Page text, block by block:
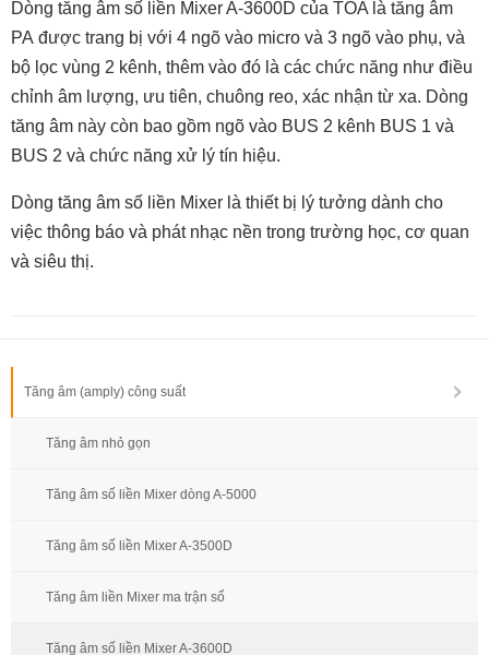
Dòng tăng âm số liền Mixer A-3600D của TOA là tăng âm
PA được trang bị với 4 ngõ vào micro và 3 ngõ vào phụ, và
bộ lọc vùng 2 kênh, thêm vào đó là các chức năng như điều
chỉnh âm lượng, ưu tiên, chuông reo, xác nhận từ xa. Dòng
tăng âm này còn bao gồm ngõ vào BUS 2 kênh BUS 1 và
BUS 2 và chức năng xử lý tín hiệu.
Dòng tăng âm số liền Mixer là thiết bị lý tưởng dành cho
việc thông báo và phát nhạc nền trong trường học, cơ quan
và siêu thị.
Tăng âm (amply) công suất
Tăng âm nhỏ gọn
Tăng âm số liền Mixer dòng A-5000
Tăng âm số liền Mixer A-3500D
Tăng âm liền Mixer ma trận số
Tăng âm số liền Mixer A-3600D